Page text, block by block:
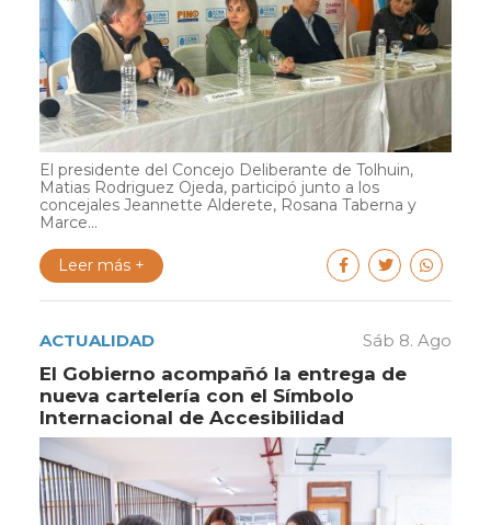
El presidente del Concejo Deliberante de Tolhuin,
Matias Rodriguez Ojeda, participó junto a los
concejales Jeannette Alderete, Rosana Taberna y
Marce...
Leer más +
ACTUALIDAD Sáb 8. Ago
El Gobierno acompañó la entrega de
nueva cartelería con el Símbolo
Internacional de Accesibilidad